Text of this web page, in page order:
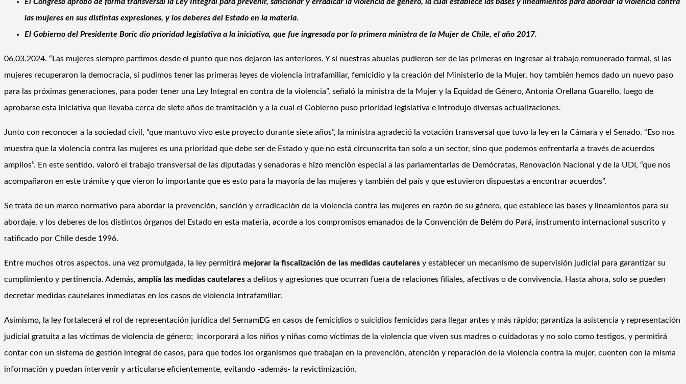
las mujeres en sus distintas expresiones, y los deberes del Estado en la materia.
El Gobierno del Presidente Boric dio prioridad legislativa a la iniciativa, que fue ingresada por la primera ministra de la Mujer de Chile, el año 2017.
06.03.2024. “Las mujeres siempre partimos desde el punto que nos dejaron las anteriores. Y si nuestras abuelas pudieron ser de las primeras en ingresar al trabajo remunerado formal, si las
mujeres recuperaron la democracia, si pudimos tener las primeras leyes de violencia intrafamiliar, femicidio y la creación del Ministerio de la Mujer, hoy también hemos dado un nuevo paso
para las próximas generaciones, para poder tener una Ley Integral en contra de la violencia”, señaló la ministra de la Mujer y la Equidad de Género, Antonia Orellana Guarello, luego de
aprobarse esta iniciativa que llevaba cerca de siete años de tramitación y a la cual el Gobierno puso prioridad legislativa e introdujo diversas actualizaciones.
Junto con reconocer a la sociedad civil, “que mantuvo vivo este proyecto durante siete años”, la ministra agradeció la votación transversal que tuvo la ley en la Cámara y el Senado. “Eso nos
muestra que la violencia contra las mujeres es una prioridad que debe ser de Estado y que no está circunscrita tan solo a un sector, sino que podemos enfrentarla a través de acuerdos
amplios”. En este sentido, valoró el trabajo transversal de las diputadas y senadoras e hizo mención especial a las parlamentarias de Demócratas, Renovación Nacional y de la UDI, “que nos
acompañaron en este trámite y que vieron lo importante que es esto para la mayoría de las mujeres y también del país y que estuvieron dispuestas a encontrar acuerdos”.
Se trata de un marco normativo para abordar la prevención, sanción y erradicación de la violencia contra las mujeres en razón de su género, que establece las bases y lineamientos para su
abordaje, y los deberes de los distintos órganos del Estado en esta materia, acorde a los compromisos emanados de la Convención de Belém do Pará, instrumento internacional suscrito y
ratificado por Chile desde 1996.
Entre muchos otros aspectos, una vez promulgada, la ley permitirá mejorar la fiscalización de las medidas cautelares y establecer un mecanismo de supervisión judicial para garantizar su
cumplimiento y pertinencia. Además, amplía las medidas cautelares a delitos y agresiones que ocurran fuera de relaciones filiales, afectivas o de convivencia. Hasta ahora, solo se pueden
decretar medidas cautelares inmediatas en los casos de violencia intrafamiliar.
Asimismo, la ley fortalecerá el rol de representación jurídica del SernamEG en casos de femicidios o suicidios femicidas para llegar antes y más rápido; garantiza la asistencia y representación
judicial gratuita a las víctimas de violencia de género; incorporará a los niños y niñas como víctimas de la violencia que viven sus madres o cuidadoras y no solo como testigos, y permitirá
contar con un sistema de gestión integral de casos, para que todos los organismos que trabajan en la prevención, atención y reparación de la violencia contra la mujer, cuenten con la misma
información y puedan intervenir y articularse eficientemente, evitando -además- la revictimización.